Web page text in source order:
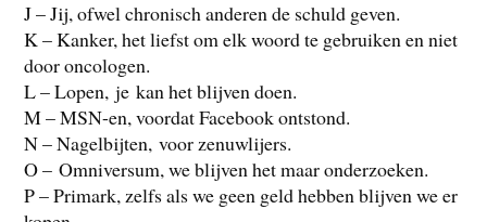
J – Jij, ofwel chronisch anderen de schuld geven.
K – Kanker, het liefst om elk woord te gebruiken en niet
door oncologen.
L – Lopen, je kan het blijven doen.
M – MSN-en, voordat Facebook ontstond.
N – Nagelbijten, voor zenuwlijers.
O – Omniversum, we blijven het maar onderzoeken.
P – Primark, zelfs als we geen geld hebben blijven we er